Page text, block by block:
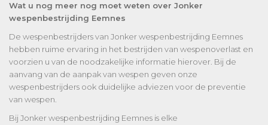
Wat u nog meer nog moet weten over Jonker
wespenbestrijding Eemnes
De wespenbestrijders van Jonker wespenbestrijding Eemnes
hebben ruime ervaring in het bestrijden van wespenoverlast en
voorzien u van de noodzakelijke informatie hierover. Bij de
aanvang van de aanpak van wespen geven onze
wespenbestrijders ook duidelijke adviezen voor de preventie
van wespen.
Bij Jonker wespenbestrijding Eemnes is elke